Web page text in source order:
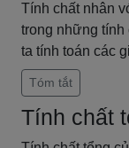
Tính chất nhân
trong những tính
ta tính toán các
Tóm tắt
Tính chất